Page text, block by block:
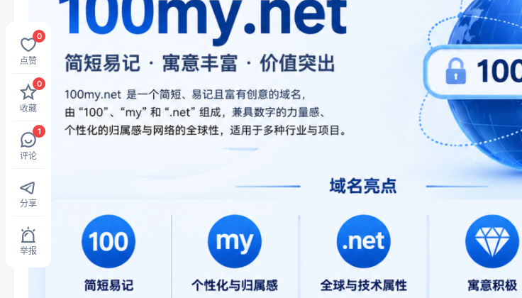
0
点赞
0
收藏
1
评论
分享
举报